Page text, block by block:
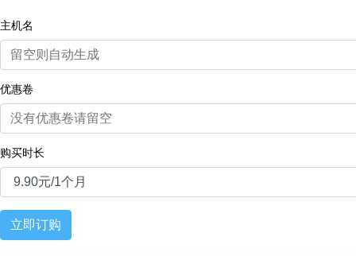
主机名
优惠卷
购买时长
立即订购